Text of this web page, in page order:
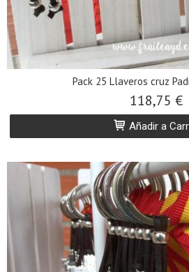
Pack 25 Llaveros cruz
118,75 €
Añadir a